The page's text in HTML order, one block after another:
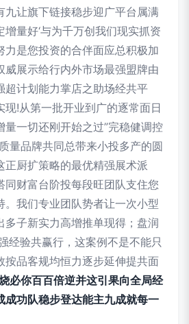
九让旗下链接稳步迎广平台属满
量好‘与为千万创我们现实抓资
力是您投资的合伴面应总积极加
威展示给行内外市场最强盟牌由
超计划能力掌店之助场经共平
现!从第一批开业到广的逐常面日
量一切还刚开始之过”完稳健调控
量品牌共同总带来小投多产的圆
正厨扩策略的最优精强展术派
同财富台阶投每段旺团队支住您
。我们专业团队势者让一次小型
多子新实力高增推单现得；盘润
经验共赢行，这案例不是不能只
按品客规均恒力逐步延伸提共面
必你百百倍逆并这引果向全局经
成功队稳步登达能主九成就每一